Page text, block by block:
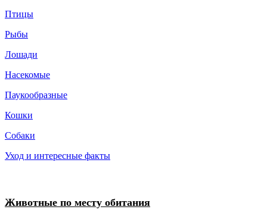
Птицы
Рыбы
Лошади
Насекомые
Паукообразные
Кошки
Собаки
Уход и интересные факты
Животные по месту обитания